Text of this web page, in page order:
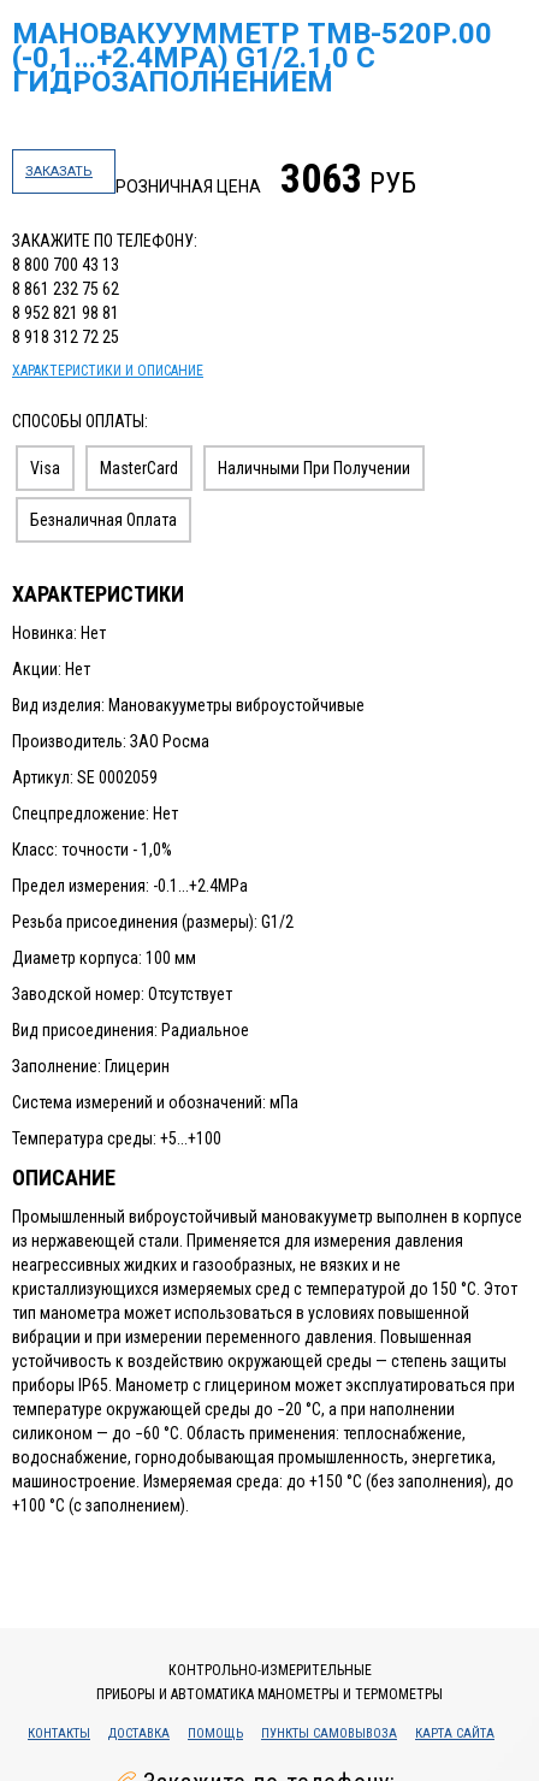
МАНОВАКУУММЕТР ТМВ-520Р.00
(-0,1...+2.4МPА) G1/2.1,0 С
ГИДРОЗАПОЛНЕНИЕМ
ЗАКАЗАТЬ
РОЗНИЧНАЯ ЦЕНА 3063 РУБ
ЗАКАЖИТЕ ПО ТЕЛЕФОНУ:
8 800 700 43 13
8 861 232 75 62
8 952 821 98 81
8 918 312 72 25
ХАРАКТЕРИСТИКИ И ОПИСАНИЕ
СПОСОБЫ ОПЛАТЫ:
Visa MasterCard Наличными При Получении
Безналичная Оплата
ХАРАКТЕРИСТИКИ
Новинка: Нет
Акции: Нет
Вид изделия: Мановакууметры виброустойчивые
Производитель: ЗАО Росма
Артикул: SE 0002059
Спецпредложение: Нет
Класс: точности - 1,0%
Предел измерения: -0.1...+2.4MPa
Резьба присоединения (размеры): G1/2
Диаметр корпуса: 100 мм
Заводской номер: Отсутствует
Вид присоединения: Радиальное
Заполнение: Глицерин
Система измерений и обозначений: мПа
Температура среды: +5...+100
ОПИСАНИЕ
Промышленный виброустойчивый мановакууметр выполнен в корпусе
из нержавеющей стали. Применяется для измерения давления
неагрессивных жидких и газообразных, не вязких и не
кристаллизующихся измеряемых сред с температурой до 150 °C. Этот
тип манометра может использоваться в условиях повышенной
вибрации и при измерении переменного давления. Повышенная
устойчивость к воздействию окружающей среды — степень защиты
приборы IP65. Манометр с глицерином может эксплуатироваться при
температуре окружающей среды до −20 °C, а при наполнении
силиконом — до −60 °C. Область применения: теплоснабжение,
водоснабжение, горнодобывающая промышленность, энергетика,
машиностроение. Измеряемая среда: до +150 °C (без заполнения), до
+100 °C (с заполнением).
КОНТРОЛЬНО-ИЗМЕРИТЕЛЬНЫЕ
ПРИБОРЫ И АВТОМАТИКА МАНОМЕТРЫ И ТЕРМОМЕТРЫ
КОНТАКТЫ ДОСТАВКА ПОМОЩЬ ПУНКТЫ САМОВЫВОЗА КАРТА САЙТА